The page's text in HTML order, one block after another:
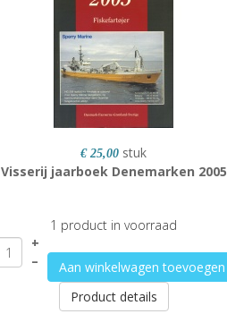
€ 25,00 stuk
Visserij jaarboek Denemarken 2005
1 product in voorraad
+
–
Aan winkelwagen toevoegen
Product details